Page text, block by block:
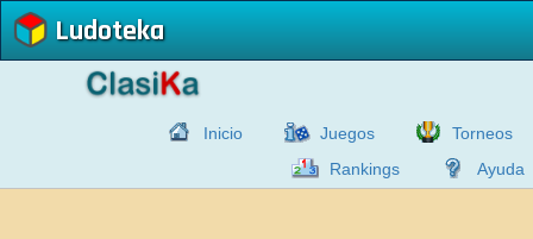
Ludoteka
Inicio Juegos
Torneos
Rankings
Ayuda